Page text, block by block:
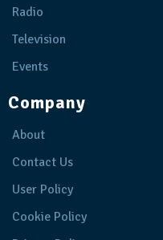
Radio
Television
Events
Company
About
Contact Us
User Policy
Cookie Policy